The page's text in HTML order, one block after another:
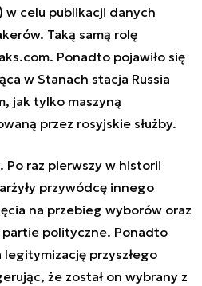
w celu publikacji danych
Taką samą rolę
Ponadto pojawiło się
w Stanach stacja Russia
jak tylko maszyną
przez rosyjskie służby.
Po raz pierwszy w historii
przywódcę innego
na przebieg wyborów oraz
polityczne. Ponadto
przyszłego
że został on wybrany z